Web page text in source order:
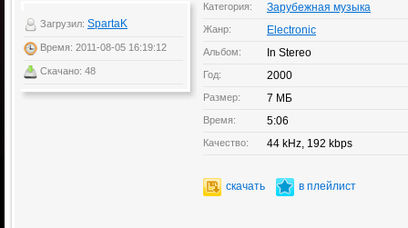
Загрузил: SpartaK
Время: 2011-08-05 16:19:12
Скачано: 48
Категория: Зарубежная музыка
Жанр: Electronic
Альбом: In Stereo
Год: 2000
Размер: 7 МБ
Время: 5:06
Качество: 44 kHz, 192 kbps
скачать в плейлист